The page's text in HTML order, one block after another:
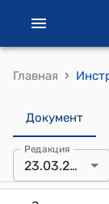
Главная ›
Документ
Редакция
23.03.2022